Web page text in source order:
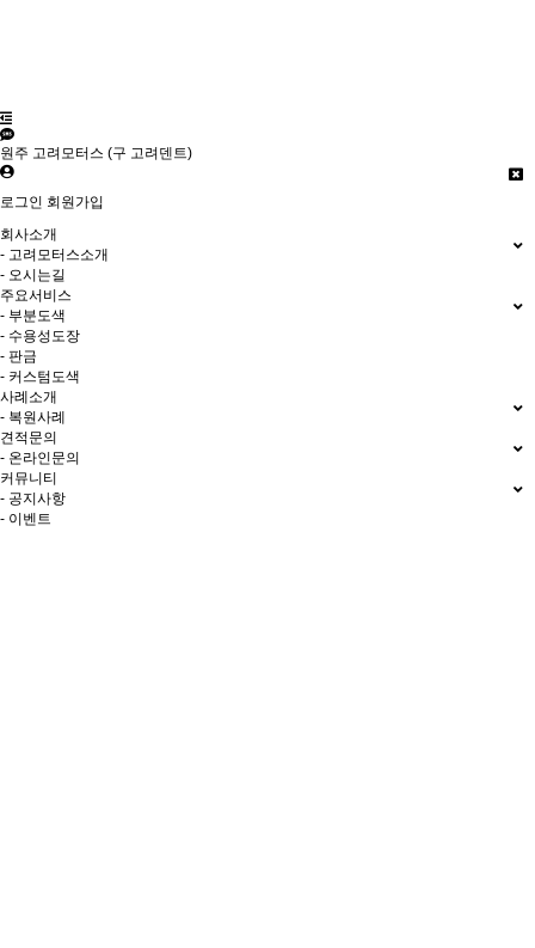
원주 고려모터스 (구 고려덴트)
로그인 회원가입
회사소개
- 고려모터스소개
- 오시는길
주요서비스
- 부분도색
- 수용성도장
- 판금
- 커스텀도색
사례소개
- 복원사례
견적문의
- 온라인문의
커뮤니티
- 공지사항
- 이벤트